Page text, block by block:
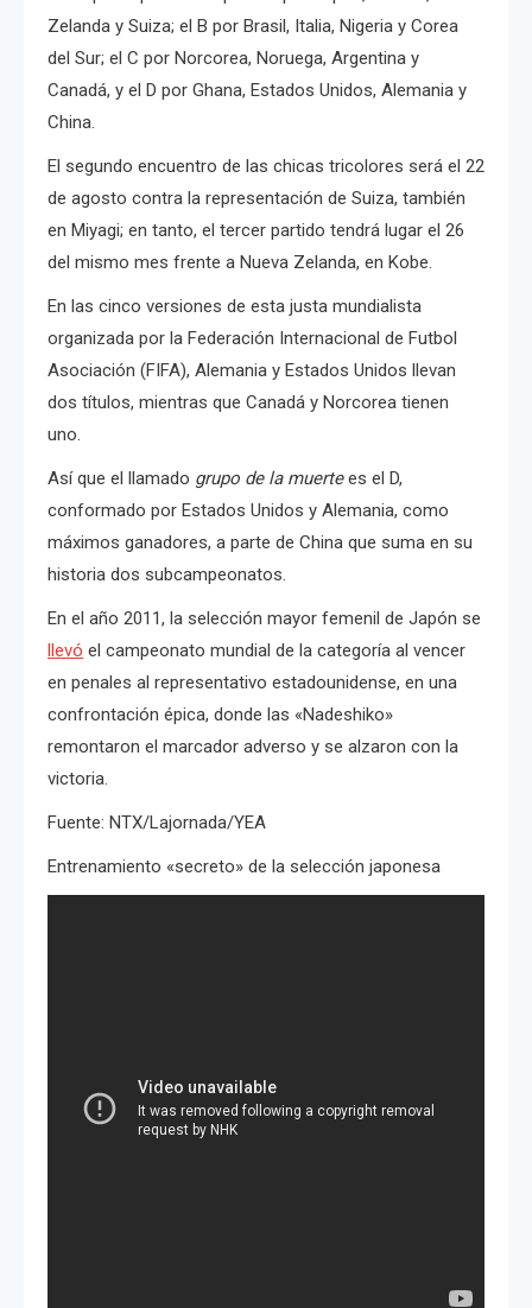
Zelanda y Suiza; el B por Brasil, Italia, Nigeria y Corea
del Sur; el C por Norcorea, Noruega, Argentina y
Canadá, y el D por Ghana, Estados Unidos, Alemania y
China.
El segundo encuentro de las chicas tricolores será el 22
de agosto contra la representación de Suiza, también
en Miyagi; en tanto, el tercer partido tendrá lugar el 26
del mismo mes frente a Nueva Zelanda, en Kobe.
En las cinco versiones de esta justa mundialista
organizada por la Federación Internacional de Futbol
Asociación (FIFA), Alemania y Estados Unidos llevan
dos títulos, mientras que Canadá y Norcorea tienen
uno.
Así que el llamado grupo de la muertees el D,
conformado por Estados Unidos y Alemania, como
máximos ganadores, a parte de China que suma en su
historia dos subcampeonatos.
En el año 2011, la selección mayor femenil de Japón se
llevó el campeonato mundial de la categoría al vencer
en penales al representativo estadounidense, en una
confrontación épica, donde las «Nadeshiko»
remontaron el marcador adverso y se alzaron con la
victoria.
Fuente: NTX/Lajornada/YEA
Entrenamiento «secreto» de la selección japonesa